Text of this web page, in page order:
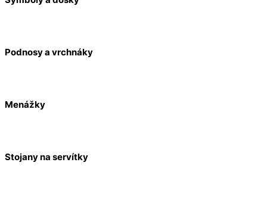
Podnosy a vrchnáky
Menážky
Stojany na servítky